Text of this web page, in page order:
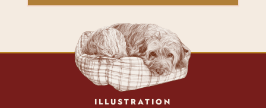
ILLUSTRATION